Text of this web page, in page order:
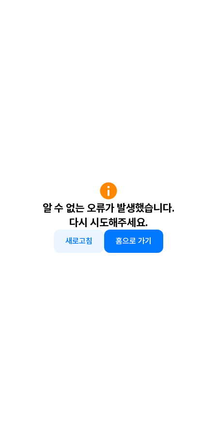
알 수 없는 오류가 발생했습니다.
다시 시도해주세요.
새로고침 홈으로 가기